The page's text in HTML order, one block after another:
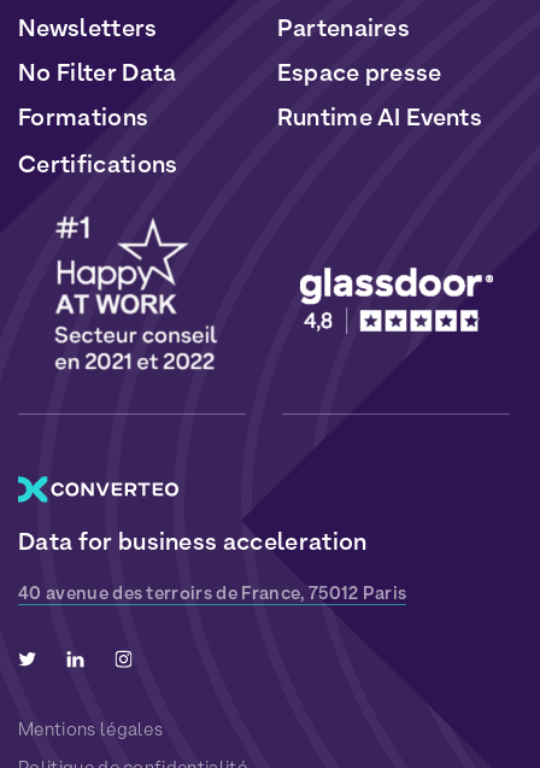
Data for business acceleration
40 avenue des terroirs de France, 75012 Paris
Newsletters
No Filter Data
Formations
Partenaires
Espace presse
Runtime AI Events
Certifications
Mentions légales